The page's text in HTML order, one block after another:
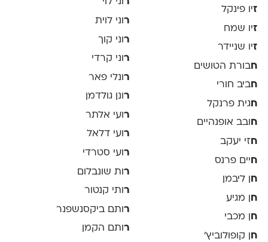
זיו פינקל
זיו שמח
זיו שניידר
חבורת הטושים
חביב חורי
ח גית פרנקל
חובב אופנהיים
חזי יעקב
ח יים פרנס
ח ן ליבמן
ח
ן מגיע
ח ן מכבי
ח
ן קופולוביץ'
רוני לוי
ר וני לוית
רוני קוך
ר וני קרדי
ר ונלי פאר
רונן גולדמן
ר ועי אלתר
רועי דלאל
ר ועי סטרדי
ר ות שונבלום
רותי קנטור
ר ותם ביקסנשפנר
רותם הקמן